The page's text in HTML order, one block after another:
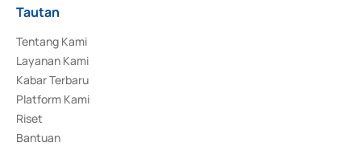
Tautan
Tentang Kami
Layanan Kami
Kabar Terbaru
Platform Kami
Riset
Bantuan